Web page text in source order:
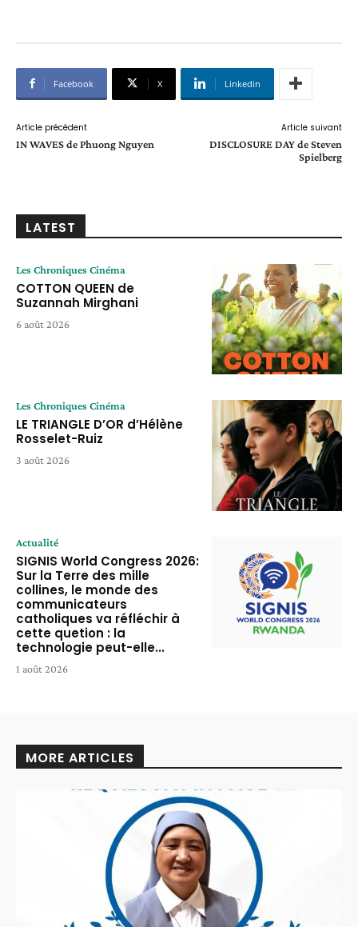
Facebook X Linkedin
Article précédent
IN WAVES de Phuong Nguyen
Article suivant
DISCLOSURE DAY de Steven
Spielberg
LATEST
Les Chroniques Cinéma
COTTON QUEEN de
Suzannah Mirghani
6 août 2026
Les Chroniques Cinéma
LE TRIANGLE D’OR d’Hélène
Rosselet-Ruiz
3 août 2026
Actualité
SIGNIS World Congress 2026:
Sur la Terre des mille
collines, le monde des
communicateurs
catholiques va réfléchir à
cette quetion : la
technologie peut-elle...
1 août 2026
MORE ARTICLES